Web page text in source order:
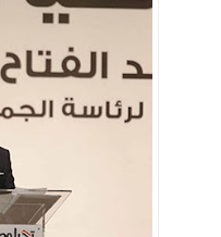
رئيس الوزراء يتفقد عددا من
وزير الإعلام: سنصدر قرارات
أحمد مرتضى منصور يعلن
كيفية السفر للعلاج بالخارج
نصائح لكي في حملك